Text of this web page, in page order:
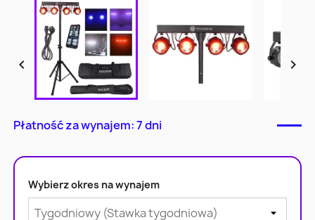
 
Płatność za wynajem: 7 dni
Wybierz okres na wynajem